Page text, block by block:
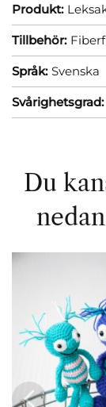
Produkt:
Tillbehör:
Språk: Svenska
Svårighetsgrad:
Du